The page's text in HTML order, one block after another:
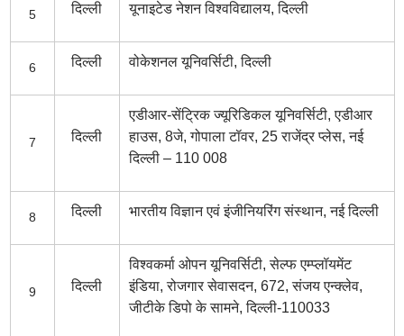
5 दिल्ली यूनाइटेड नेशन विश्वविद्यालय, दिल्ली
6 दिल्ली वोकेशनल यूनिवर्सिटी, दिल्ली
7 दिल्ली
एडीआर-सेंट्रिक ज्यूरिडिकल यूनिवर्सिटी, एडीआर
हाउस, 8जे, गोपाला टॉवर, 25 राजेंद्र प्लेस, नई
दिल्ली – 110 008
8 दिल्ली भारतीय विज्ञान एवं इंजीनियरिंग संस्थान, नई दिल्ली
9 दिल्ली
विश्वकर्मा ओपन यूनिवर्सिटी, सेल्फ एम्प्लॉयमेंट
इंडिया, रोजगार सेवासदन, 672, संजय एन्क्लेव,
जीटीके डिपो के सामने, दिल्ली-110033